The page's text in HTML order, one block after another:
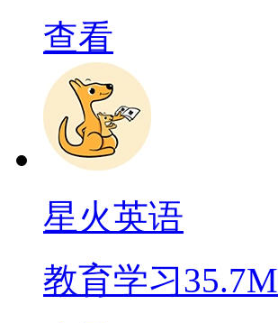
查看
星火英语
教育学习35.7M